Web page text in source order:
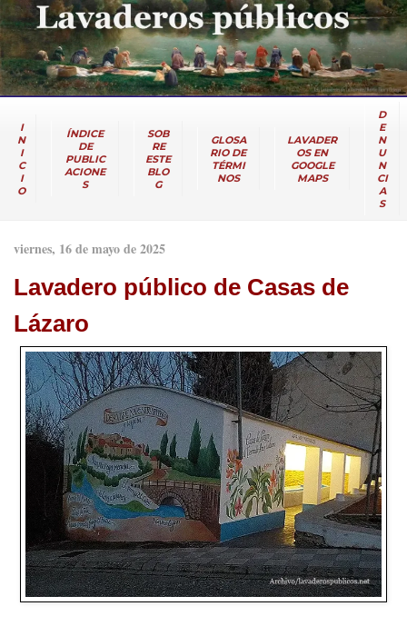
I
N
I
C
I
O
ÍNDICE
DE
PUBLIC
ACIONE
S
SOB
RE
ESTE
BLO
G
GLOSA
RIO DE
TÉRMI
NOS
LAVADER
OS EN
GOOGLE
MAPS
D
E
N
U
N
CI
A
S
viernes, 16 de mayo de 2025
Lavadero público de Casas de
Lázaro